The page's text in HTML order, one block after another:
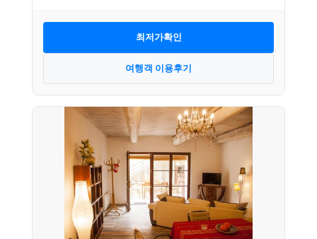
최저가확인
여행객 이용후기